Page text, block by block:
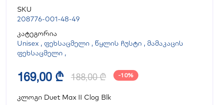
SKU
208776-001-48-49
კატეგორია
Unisex , ფეხსაცმელი , წყლის ჩუსტი , მამაკაცის
ფეხსაცმელი ,
169,00 ₾ 188,00 ₾ -10%
კლოგი Duet Max II Clog Blk